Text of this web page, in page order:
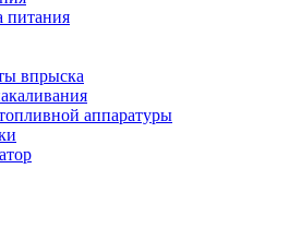
питания
впрыска
аппаратуры